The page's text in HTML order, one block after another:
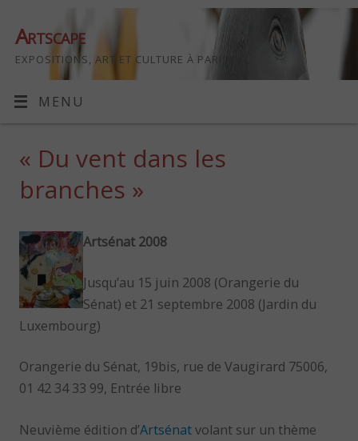
Artscape
EXPOSITIONS, ART ET CULTURE À PARIS
MENU
« Du vent dans les
branches »
Artsénat 2008
Jusqu’au 15 juin 2008 (Orangerie du
Sénat) et 21 septembre 2008 (Jardin du
Luxembourg)
Orangerie du Sénat, 19bis, rue de Vaugirard 75006,
01 42 34 33 99, Entrée libre
Neuvième édition d’Artsénatvolant sur un thème